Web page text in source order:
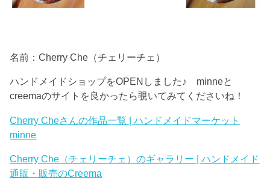
名前：Cherry Che（チェリーチェ）
ハンドメイドショップをOPENしました♪ minneと
creemaのサイトを良かったら覗いてみてくださいね！
Cherry Cheさんの作品一覧 | ハンドメイドマーケット
minne
Cherry Che（チェリーチェ）のギャラリー | ハンドメイド
通販・販売のCreema